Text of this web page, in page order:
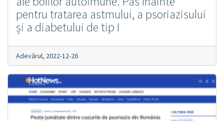
pentru tratarea astmului, a psoriazisului
și a diabetului de tip I
Adevărul, 2022-12-26